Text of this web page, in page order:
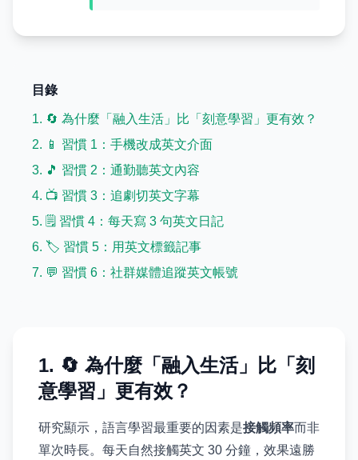
目錄
1. 🔄 為什麼「融入生活」比「刻意學習」更有效？
2. 📱 習慣 1：手機改成英文介面
3. 🎵 習慣 2：通勤聽英文內容
4. 📺 習慣 3：追劇切英文字幕
5. 🗒️ 習慣 4：每天寫 3 句英文日記
6. 🏷️ 習慣 5：用英文標籤記事
7. 💬 習慣 6：社群媒體追蹤英文帳號
1. 🔄 為什麼「融入生活」比「刻
意學習」更有效？
研究顯示，語言學習最重要的因素是接觸頻率而非
單次時長。每天自然接觸英文 30 分鐘，效果遠勝